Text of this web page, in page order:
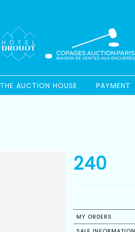
THE AUCTION HOUSE PAYMENT
240
MY ORDERS